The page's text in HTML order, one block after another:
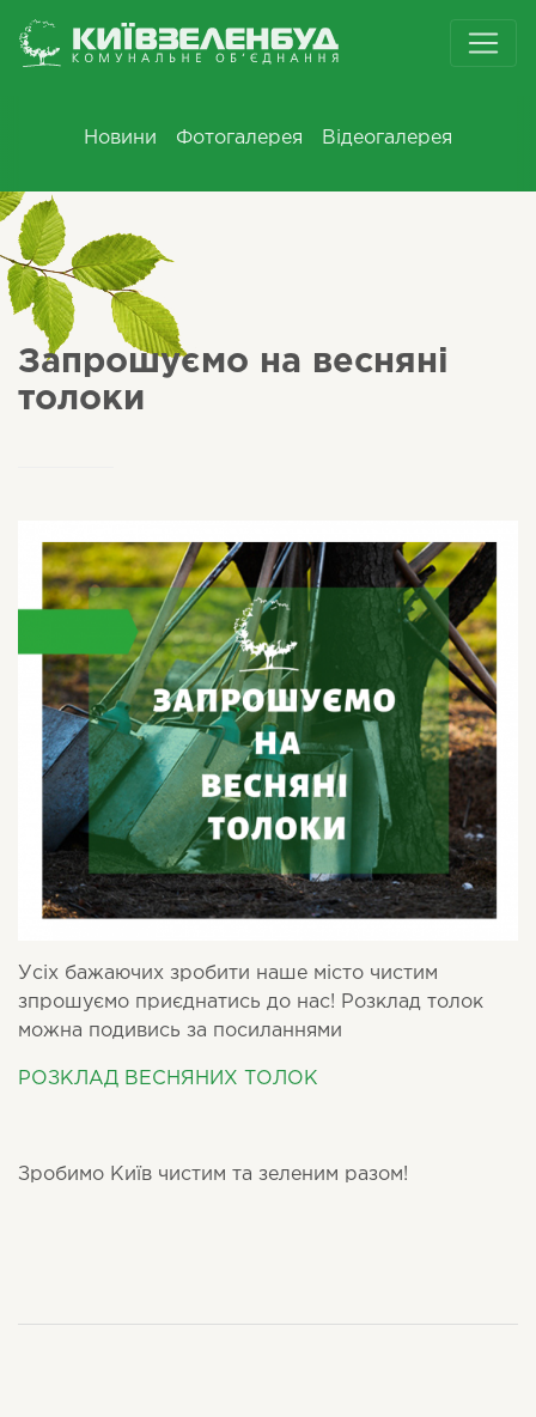
Новини Фотогалерея Відеогалерея
Запрошуємо на весняні
толоки
Усіх бажаючих зробити наше місто чистим
зпрошуємо приєднатись до нас! Розклад толок
можна подивись за посиланнями
РОЗКЛАД ВЕСНЯНИХ ТОЛОК
Зробимо Київ чистим та зеленим разом!